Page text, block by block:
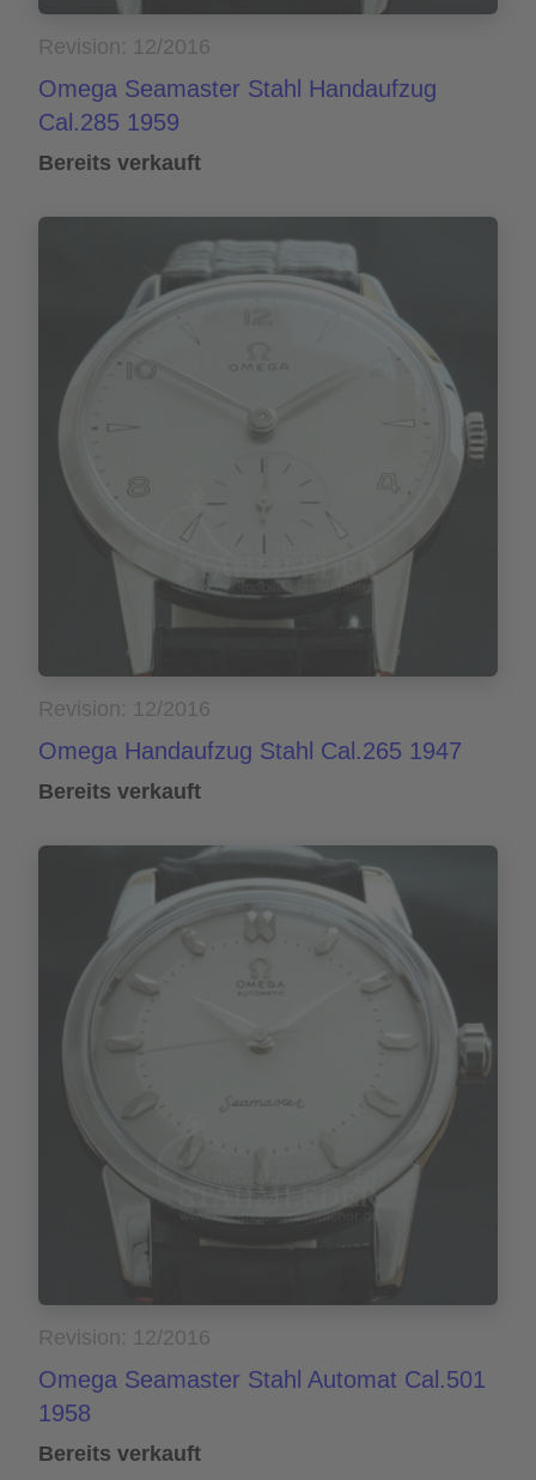
Revision: 12/2016
Omega Seamaster Stahl Handaufzug
Cal.285 1959
Bereits verkauft
Revision: 12/2016
Omega Handaufzug Stahl Cal.265 1947
Bereits verkauft
Revision: 12/2016
Omega Seamaster Stahl Automat Cal.501
1958
Bereits verkauft